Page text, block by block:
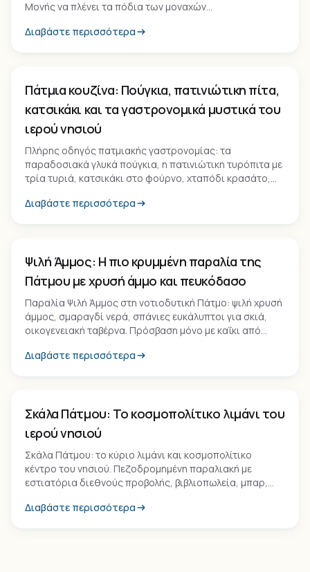
Μονής να πλένει τα πόδια των μοναχών
αδιάκοπης παράδοσης.
Διαβάστε περισσότερα
Εμπειρία
Πάτμια κουζίνα: Πούγκια, πατινιώτικη πίτα,
κατσικάκι και τα γαστρονομικά μυστικά του
ιερού νησιού
Πλήρης οδηγός πατμιακής γαστρονομίας: τα
παραδοσιακά γλυκά πούγκια, η πατινιώτικη τυρόπιτα με
τρία τυριά, κατσικάκι στο φούρνο, χταπόδι κρασάτο,
Διαβάστε περισσότερα
Παραλία
Ψιλή Άμμος: Η πιο κρυμμένη παραλία της
Πάτμου με χρυσή άμμο και πευκόδασο
Παραλία Ψιλή Άμμος στη νοτιοδυτική Πάτμο: ψιλή χρυσή
άμμος, σμαραγδί νερά, σπάνιες ευκάλυπτοι για σκιά,
οικογενειακή ταβέρνα. Πρόσβαση μόνο με καΐκι από
Διαβάστε περισσότερα
Οικισμός
Σκάλα Πάτμου: Το κοσμοπολίτικο λιμάνι του
ιερού νησιού
Σκάλα Πάτμου: το κύριο λιμάνι και κοσμοπολίτικο
κέντρο του νησιού. Πεζοδρομημένη παραλιακή με
εστιατόρια διεθνούς προβολής, βιβλιοπωλεία, μπαρ,
Ιουλίου-Αυγούστου.
Διαβάστε περισσότερα